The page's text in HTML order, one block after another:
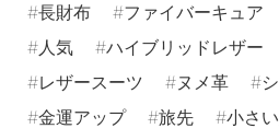
長財布
ファイバーキュア
人気
ハイブリッドレザー
レザースーツ
ヌメ革
金運アップ
旅先 小さ